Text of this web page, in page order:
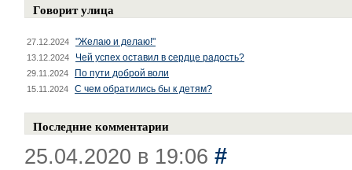
Говорит улица
27.12.2024 "Желаю и делаю!"
13.12.2024 Чей успех оставил в сердце радость?
29.11.2024 По пути доброй воли
15.11.2024 С чем обратились бы к детям?
Последние комментарии
25.04.2020 в 19:06 #